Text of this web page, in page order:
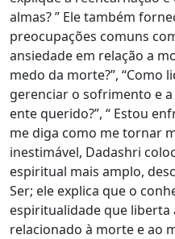
almas? ” Ele também
preocupações comuns
ansiedade em relação a
medo da morte?”, “Como
gerenciar o sofrimento e
ente querido?”, “ Estou
me diga como me tornar
inestimável, Dadashri
espiritual mais amplo,
Ser; ele explica que o
espiritualidade que
relacionado à morte e ao